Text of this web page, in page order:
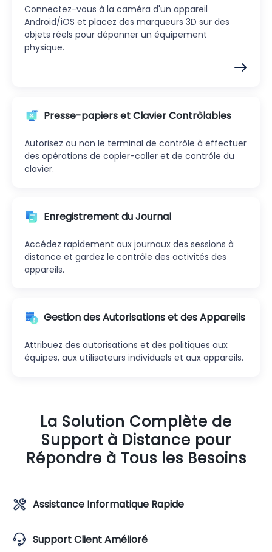
Connectez-vous à la caméra d'un appareil
Android/iOS et placez des marqueurs 3D sur des
objets réels pour dépanner un équipement
physique.
Presse-papiers et Clavier Contrôlables
Autorisez ou non le terminal de contrôle à effectuer
des opérations de copier-coller et de contrôle du
clavier.
Enregistrement du Journal
Accédez rapidement aux journaux des sessions à
distance et gardez le contrôle des activités des
appareils.
Gestion des Autorisations et des Appareils
Attribuez des autorisations et des politiques aux
équipes, aux utilisateurs individuels et aux appareils.
La Solution Complète de
Support à Distance pour
Répondre à Tous les Besoins
Assistance Informatique Rapide
Support Client Amélioré